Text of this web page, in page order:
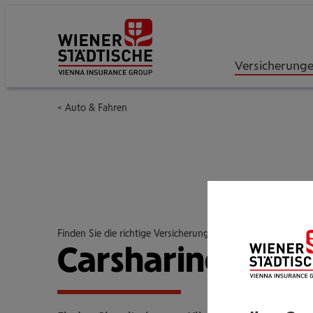
Auto & Fahren
Finden Sie die richtige Versicherung für Ihre Mobilität
Cars­ha­ring-